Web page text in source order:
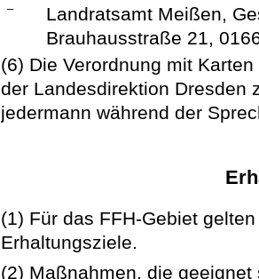
–
Landratsamt Meißen,
Brauhausstraße 21,
(6) Die Verordnung mit
der Landesdirektion Dresden
jedermann während der
(1) Für das FFH-Gebiet
Erhaltungsziele.
(2) Maßnahmen, die